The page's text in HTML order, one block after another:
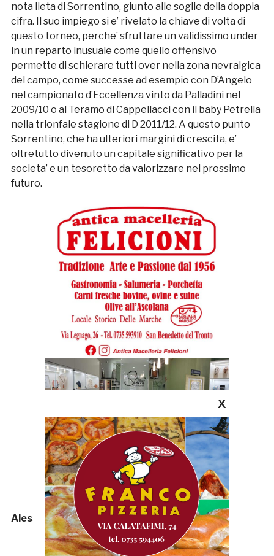
nota lieta di Sorrentino, giunto alle soglie della doppia
cifra. Il suo impiego si e’ rivelato la chiave di volta di
questo torneo, perche’ sfruttare un validissimo under
in un reparto inusuale come quello offensivo
permette di schierare tutti over nella zona nevralgica
del campo, come successe ad esempio con D’Angelo
nel campionato d’Eccellenza vinto da Palladini nel
2009/10 o al Teramo di Cappellacci con il baby Petrella
nella trionfale stagione di D 2011/12. A questo punto
Sorrentino, che ha ulteriori margini di crescita, e’
oltretutto divenuto un capitale significativo per la
societa’ e un tesoretto da valorizzare nel prossimo
futuro.
Alessio Perotti
X